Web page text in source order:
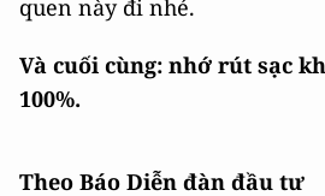
Đây là một vấn đề gây tranh
tuổi thọ pin điện thoại, nên